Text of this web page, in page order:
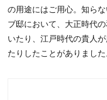
の用途にはご用心。知ら
ブ邸において、大正時代
いたり、江戸時代の貴人
たりしたことがありました